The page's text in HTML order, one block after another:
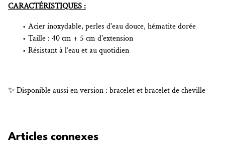
CARACTÉRISTIQUES :
Acier inoxydable, perles d'eau douce, hématite dorée
Taille : 40 cm + 5 cm d'extension
Résistant à l’eau et au quotidien
✨ Disponible aussi en version : bracelet et bracelet de cheville
Articles connexes